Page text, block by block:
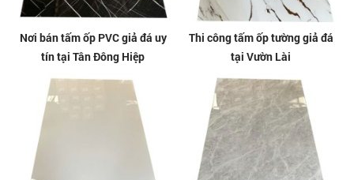
Nơi bán tấm ốp PVC giả đá uy
tín tại Tân Đông Hiệp
Thi công tấm ốp tường giả đá
tại Vườn Lài